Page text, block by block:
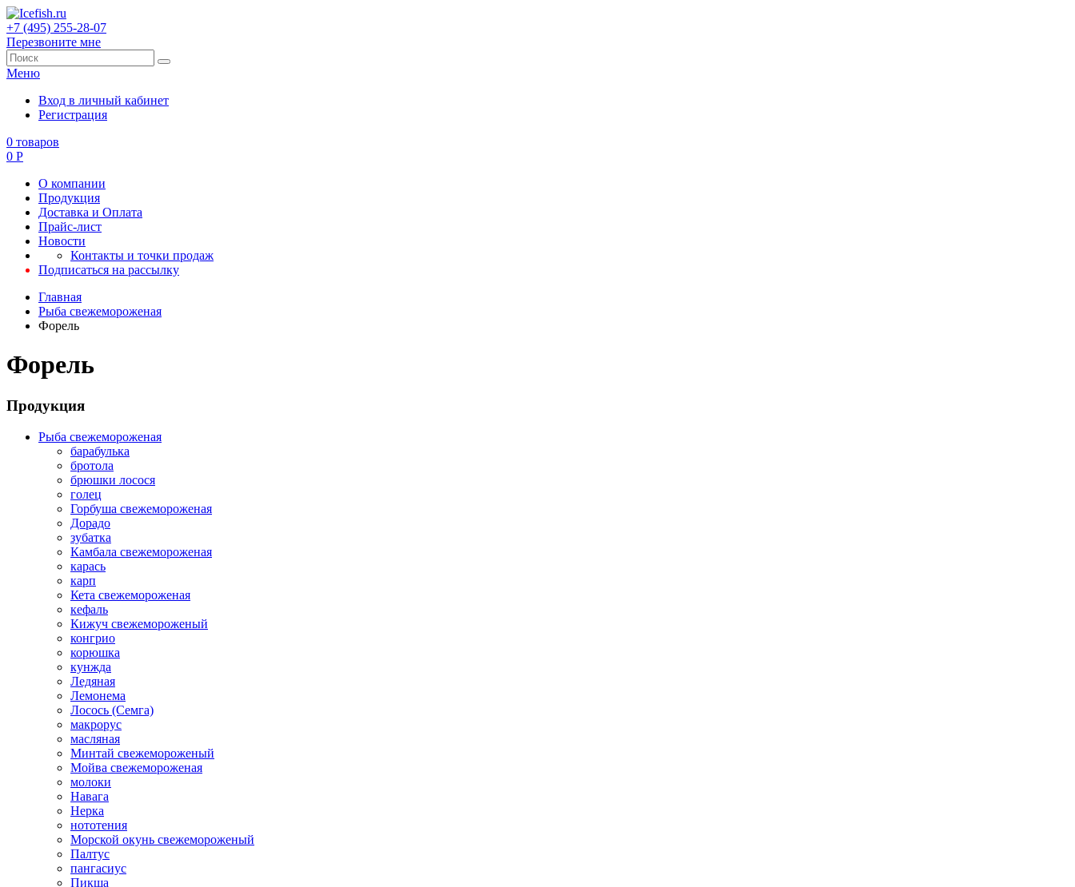
+7 (495) 255-28-07
Перезвоните мне
Меню
Вход в личный кабинет
Регистрация
0 товаров
0 Р
О компании
Продукция
Доставка и Оплата
Прайс-лист
Новости
Контакты и точки продаж
Подписаться на рассылку
Главная
Рыба свежемороженая
Форель
Форель
Продукция
Рыба свежемороженая
барабулька
бротола
брюшки лосося
голец
Горбуша свежемороженая
Дорадо
зубатка
Камбала свежемороженая
карась
карп
Кета свежемороженая
кефаль
Кижуч свежемороженый
конгрио
корюшка
кунжда
Ледяная
Лемонема
Лосось (Семга)
макрорус
масляная
Минтай свежемороженый
Мойва свежемороженая
молоки
Навага
Нерка
нототения
Морской окунь свежемороженый
Палтус
пангасиус
Пикша